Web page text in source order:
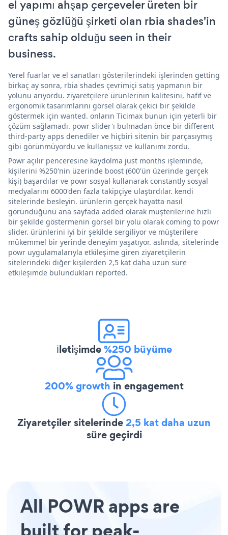
el yapımı ahşap çerçeveler üreten bir
güneş gözlüğü şirketi olan rbia shades'in
crafts sahip olduğu seen in their
business.
Yerel fuarlar ve el sanatları gösterilerindeki işlerinden getting
birkaç ay sonra, rbia shades çevrimiçi satış yapmanın bir
yolunu arıyordu. ziyaretçilere ürünlerinin kalitesini, hafif ve
ergonomik tasarımlarını görsel olarak çekici bir şekilde
göstermek için wanted. onların Ticimax bunun için yeterli bir
çözüm sağlamadı. powr slider'ı bulmadan önce bir different
third-party apps denediler ve hiçbiri sitenin bir parçasıymış
gibi görünmüyordu ve kullanışsız ve kullanımı zordu.
Powr açılır penceresine kaydolma just months işleminde,
kişilerini %250'nin üzerinde boost (600'ün üzerinde gerçek
kişi) başardılar ve powr sosyal kullanarak constantly sosyal
medyalarını 6000'den fazla takipçiye ulaştırdılar. kendi
sitelerinde besleyin. ürünlerin gerçek hayatta nasıl
göründüğünü ana sayfada added olarak müşterilerine hızlı
bir şekilde göstermenin görsel bir yolu olarak coming to powr
slider. ürünlerini iyi bir şekilde sergiliyor ve müşterilere
mükemmel bir yerinde deneyim yaşatıyor. aslında, sitelerinde
powr uygulamalarıyla etkileşime giren ziyaretçilerin
sitelerindeki diğer kişilerden 2,5 kat daha uzun süre
etkileşimde bulundukları reported.
İletişimde%250 büyüme
200% growth in engagement
Ziyaretçiler sitelerinde2,5 kat daha uzun
süre geçirdi
All POWR apps are